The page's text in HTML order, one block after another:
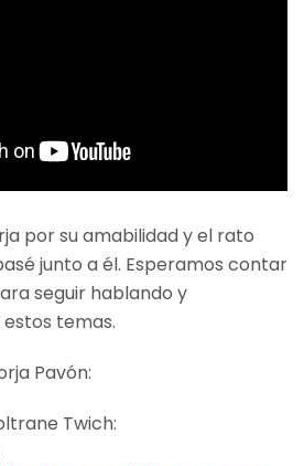
por su amabilidad y el rato
junto a él. Esperamos contar
seguir hablando y
temas.
Pavón:
Twich: